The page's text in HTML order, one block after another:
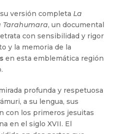
versión completa La
Tarahumara, un documental
con sensibilidad y rigor
y la memoria de la
en esta emblemática región
profunda y respetuosa
a su lengua, sus
con los primeros jesuitas
en el siglo XVII. El